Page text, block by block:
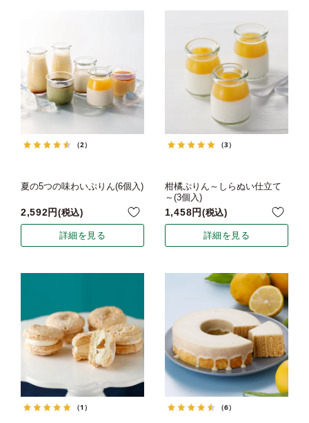
（2）
夏の5つの味わいぷりん(6個入)
2,592 税込
詳細を見る
（3）
柑橘ぷりん～しらぬい仕立て
～(3個入)
1,458 税込
詳細を見る
（1） （6）